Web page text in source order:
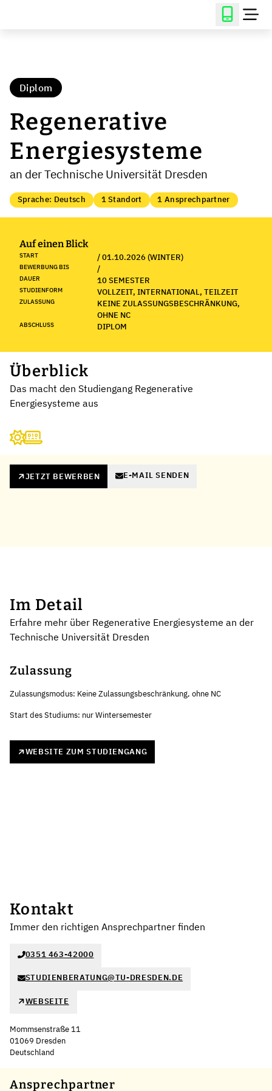
Diplom
Regenerative
Energiesysteme
an der Technische Universität Dresden
Sprache: Deutsch 1 Standort 1 Ansprechpartner
Auf einen Blick
START / 01.10.2026 (WINTER)
BEWERBUNG BIS /
DAUER 10 SEMESTER
STUDIENFORM VOLLZEIT, INTERNATIONAL, TEILZEIT
ZULASSUNG
KEINE ZULASSUNGSBESCHRÄNKUNG,
OHNE NC
ABSCHLUSS DIPLOM
Überblick
Das macht den Studiengang Regenerative
Energiesysteme aus
JETZT BEWERBEN E-MAIL SENDEN
Im Detail
Erfahre mehr über Regenerative Energiesysteme an der
Technische Universität Dresden
Zulassung
Zulassungsmodus: Keine Zulassungsbeschränkung, ohne NC
Start des Studiums: nur Wintersemester
WEBSITE ZUM STUDIENGANG
Kontakt
Immer den richtigen Ansprechpartner finden
0351 463-42000
STUDIENBERATUNG@TU-DRESDEN.DE
WEBSEITE
Mommsenstraße 11
01069 Dresden
Deutschland
+
Ansprechpartner